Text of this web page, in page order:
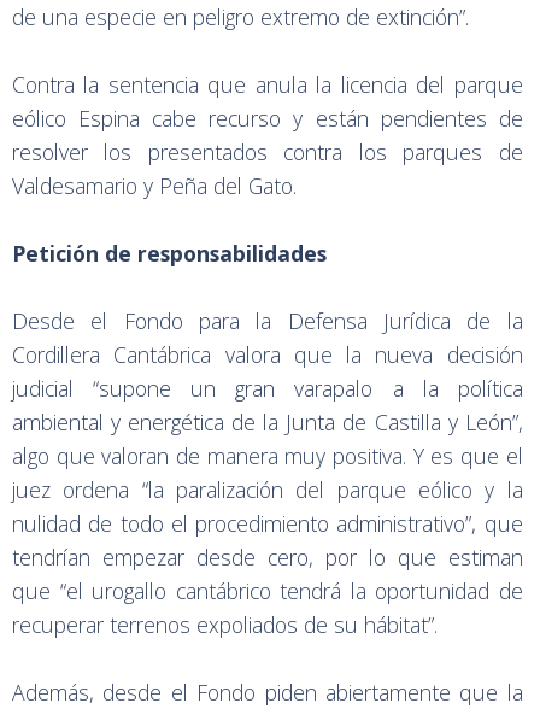
de una especie en peligro extremo de extinción”.
Contra la sentencia que anula la licencia del parque
eólico Espina cabe recurso y están pendientes de
resolver los presentados contra los parques de
Valdesamario y Peña del Gato.
Petición de responsabilidades
Desde el Fondo para la Defensa Jurídica de la
Cordillera Cantábrica valora que la nueva decisión
judicial “supone un gran varapalo a la política
ambiental y energética de la Junta de Castilla y León”,
algo que valoran de manera muy positiva. Y es que el
juez ordena “la paralización del parque eólico y la
nulidad de todo el procedimiento administrativo”, que
tendrían empezar desde cero, por lo que estiman
que “el urogallo cantábrico tendrá la oportunidad de
recuperar terrenos expoliados de su hábitat”.
Además, desde el Fondo piden abiertamente que la